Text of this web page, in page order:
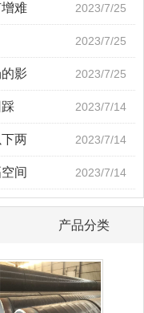
难 2023/7/25
2023/7/25
影 2023/7/25
2023/7/14
两 2023/7/14
间 2023/7/14
产品分类